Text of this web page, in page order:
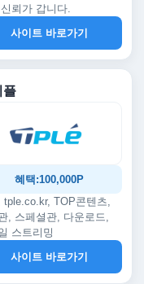
뢰가 갑니다.
사이트 바로가기
플
혜택:100,000P
tple.co.kr, TOP콘텐츠,
, 스페셜관, 다운로드,
스트리밍
사이트 바로가기